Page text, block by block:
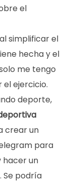
el
simplificar el
hecha y el
me tengo
ejercicio.
deporte,
crear un
para
hacer un
Se podría